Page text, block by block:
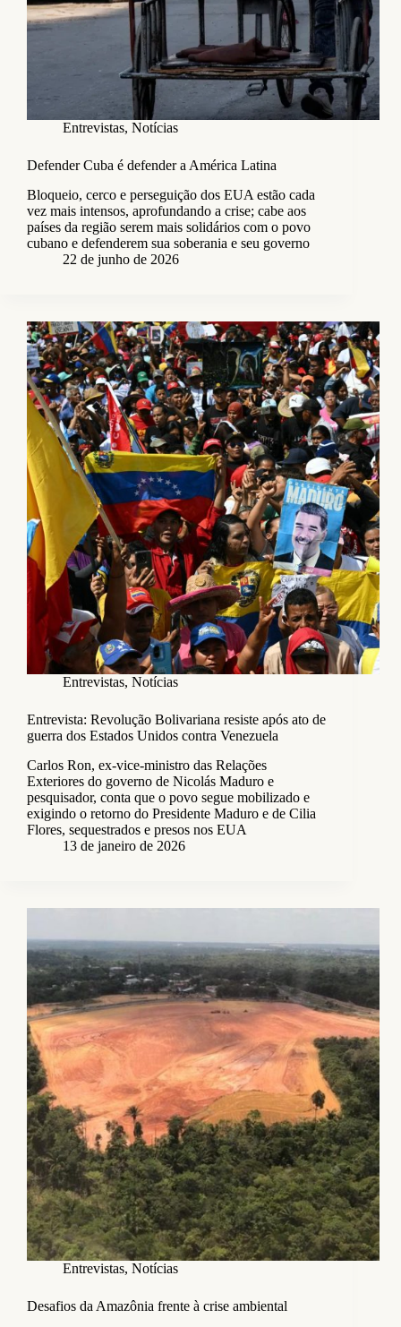
Entrevistas, Notícias
Defender Cuba é defender a América Latina
Bloqueio, cerco e perseguição dos EUA estão cada
vez mais intensos, aprofundando a crise; cabe aos
países da região serem mais solidários com o povo
cubano e defenderem sua soberania e seu governo
22 de junho de 2026
Entrevistas, Notícias
Entrevista: Revolução Bolivariana resiste após ato de
guerra dos Estados Unidos contra Venezuela
Carlos Ron, ex-vice-ministro das Relações
Exteriores do governo de Nicolás Maduro e
pesquisador, conta que o povo segue mobilizado e
exigindo o retorno do Presidente Maduro e de Cilia
Flores, sequestrados e presos nos EUA
13 de janeiro de 2026
Entrevistas, Notícias
Desafios da Amazônia frente à crise ambiental